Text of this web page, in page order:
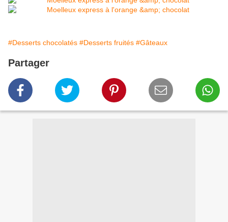
#Desserts chocolatés #Desserts fruités #Gâteaux
Partager